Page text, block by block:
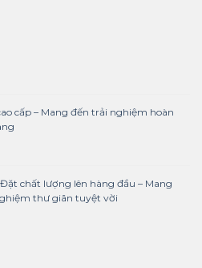
cấp – Mang đến trải nghiệm hoàn
chất lượng lên hàng đầu – Mang
thư giãn tuyệt vời